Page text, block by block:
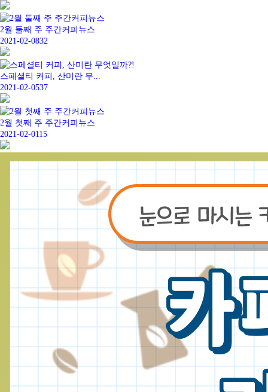
2월 둘째 주 주간커피뉴스
2021-02-0832
스페셜티 커피, 산미란 무...
2021-02-0537
2월 첫째 주 주간커피뉴스
2021-02-0115